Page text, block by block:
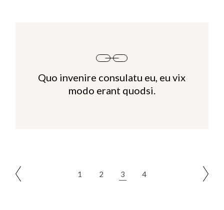
Quo invenire consulatu eu, eu vix
modo erant quodsi.
Posts
1 2 3 4